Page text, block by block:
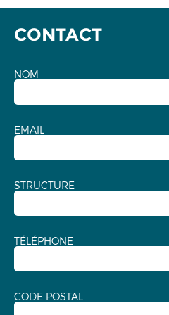
CONTACT
NOM
EMAIL
STRUCTURE
TÉLÉPHONE
CODE POSTAL